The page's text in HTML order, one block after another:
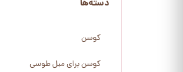
دسته‌ها
کوسن
کوسن برای مبل طوسی